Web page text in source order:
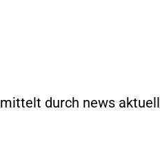
durch news aktuell